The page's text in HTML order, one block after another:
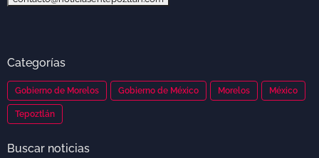
Categorías
Gobierno de Morelos Gobierno de México Morelos México
Tepoztlán
Buscar noticias